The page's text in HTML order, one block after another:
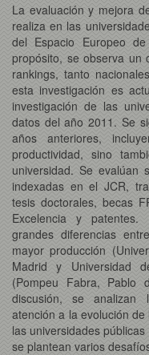
La evaluación y mejora
realiza en las
del Espacio Europeo
propósito, se observa un
rankings, tanto
esta investigación es
investigación de las
datos del año 2011. Se
años anteriores,
productividad, sino
universidad. Se evalúan
indexadas en el JCR,
tesis doctorales, becas
Excelencia y patentes.
grandes diferencias
mayor producción
Madrid y Universidad
(Pompeu Fabra,
discusión, se analizan
atención a la evolución
las universidades
se plantean varios